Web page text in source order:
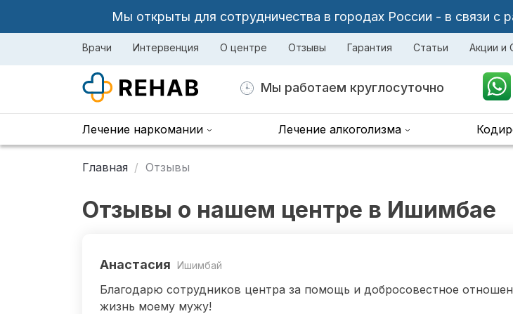
Мы открыты для сотрудничества в городах России - в связи с
Врачи Интервенция О центре Отзывы Гарантия Статьи Акции и
Мы работаем круглосуточно
Лечение наркомании Лечение алкоголизма
Главная Отзывы
Отзывы о нашем центре в Ишимбае
Анастасия Ишимбай
Благодарю сотрудников центра за помощь и добросовестное
жизнь моему мужу!